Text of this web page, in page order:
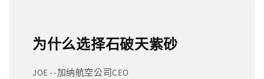
为什么选择石破天紫砂
JOE --加纳航空公司CEO